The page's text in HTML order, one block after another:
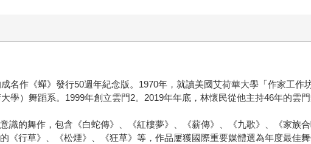
名作《蟬》發行50週年紀念版。1970年，就讀美國艾荷華大學「作家工
學）舞蹈系。1999年創立雲門2。2019年年底，林懷民從他主持46年的雲
識的舞作，包含《白蛇傳》、《紅樓夢》、《薪傳》、《九歌》、《家族
《行草》、《松煙》、《狂草》等，作品屢獲國際重要媒體選為年度最佳